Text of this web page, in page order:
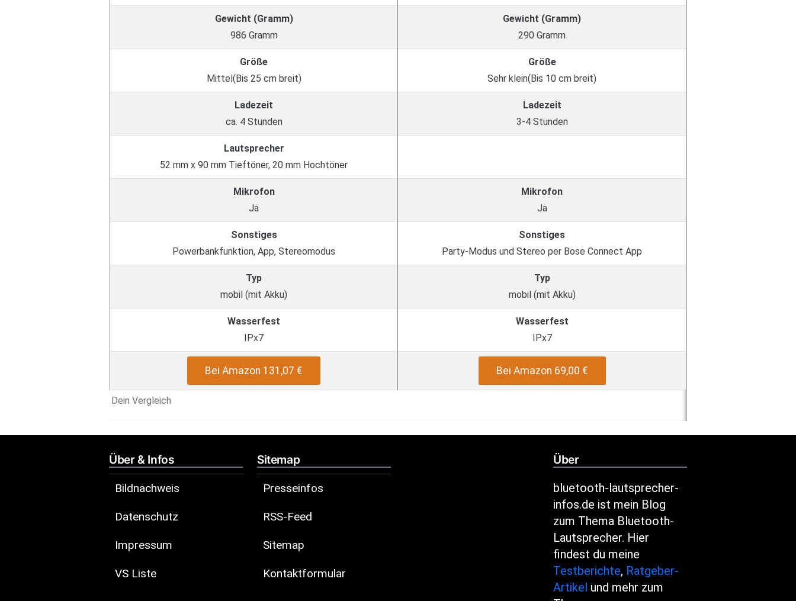
Dein Vergleich
Gewicht (Gramm)
986 Gramm
Gewicht (Gramm)
290 Gramm
Größe
Mittel(Bis 25 cm breit)
Größe
Sehr klein(Bis 10 cm breit)
Ladezeit
ca. 4 Stunden
Ladezeit
3-4 Stunden
Lautsprecher
52 mm x 90 mm Tieftöner, 20 mm Hochtöner
Mikrofon
Ja
Mikrofon
Ja
Sonstiges
Powerbankfunktion, App, Stereomodus
Sonstiges
Party-Modus und Stereo per Bose Connect App
Typ
mobil (mit Akku)
Typ
mobil (mit Akku)
Wasserfest
IPx7
Wasserfest
IPx7
Bei Amazon 131,07 € Bei Amazon 69,00 €
Über & Infos
Bildnachweis
Datenschutz
Impressum
VS Liste
Sitemap
Presseinfos
RSS-Feed
Sitemap
Kontaktformular
Über
bluetooth-lautsprecher-
infos.de ist mein Blog
zum Thema Bluetooth-
Lautsprecher. Hier
findest du meine
Testberichte, Ratgeber-
Artikel und mehr zum